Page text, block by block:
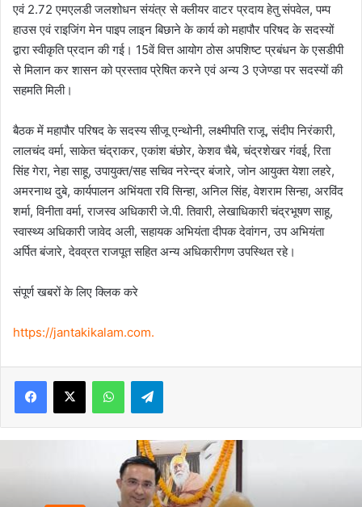
एवं 2.72 एमएलडी जलशोधन संयंत्र से क्लीयर वाटर प्रदाय हेतु संपवेल, पम्प
हाउस एवं राइजिंग मेन पाइप लाइन बिछाने के कार्य को महापौर परिषद के सदस्यों
द्वारा स्वीकृति प्रदान की गई। 15वें वित्त आयोग ठोस अपशिष्ट प्रबंधन के एसडीपी
से मिलान कर शासन को प्रस्ताव प्रेषित करने एवं अन्य 3 एजेण्डा पर सदस्यों की
सहमति मिली।
बैठक में महापौर परिषद के सदस्य सीजू एन्थोनी, लक्ष्मीपति राजू, संदीप निरंकारी,
लालचंद वर्मा, साकेत चंद्राकर, एकांश बंछोर, केशव चैबे, चंद्रशेखर गंवई, रिता
सिंह गेरा, नेहा साहू, उपायुक्त/सह सचिव नरेन्द्र बंजारे, जोन आयुक्त येशा लहरे,
अमरनाथ दुबे, कार्यपालन अभिंयता रवि सिन्हा, अनिल सिंह, वेशराम सिन्हा, अरविंद
शर्मा, विनीता वर्मा, राजस्व अधिकारी जे.पी. तिवारी, लेखाधिकारी चंद्रभूषण साहू,
स्वास्थ्य अधिकारी जावेद अली, सहायक अभियंता दीपक देवांगन, उप अभियंता
अर्पित बंजारे, देवव्रत राजपूत सहित अन्य अधिकारीगण उपस्थित रहे।
संपूर्ण खबरों के लिए क्लिक करे
https://jantakikalam.com.
Facebook
X WhatsAppTelegram